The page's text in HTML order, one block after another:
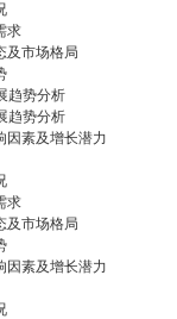
求
及市场格局
趋势分析
趋势分析
因素及增长潜力
求
及市场格局
因素及增长潜力